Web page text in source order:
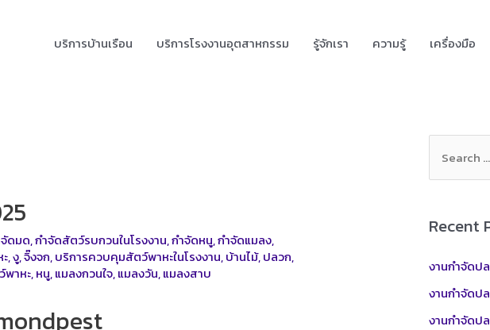
บริการบ้านเรือน บริการโรงงานอุตสาหกรรม รู้จักเรา ความรู้ เครื่องมือ
ดมด,กำจัดสัตว์รบกวนในโรงงาน,กำจัดหนู,กำจัดแมลง,
,งู,จิ๊งจก,บริการควบคุมสัตว์พาหะในโรงงาน,บ้านไม้,ปลวก,
พาหะ,หนู,แมลงกวนใจ,แมลงวัน,แมลงสาบ
r
h
f
Recent
งานกำจัดป
งานกำจัดป
งานกำจัดป